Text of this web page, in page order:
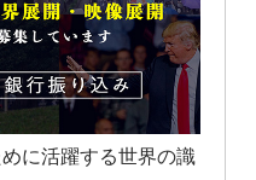
に活躍する世界の識